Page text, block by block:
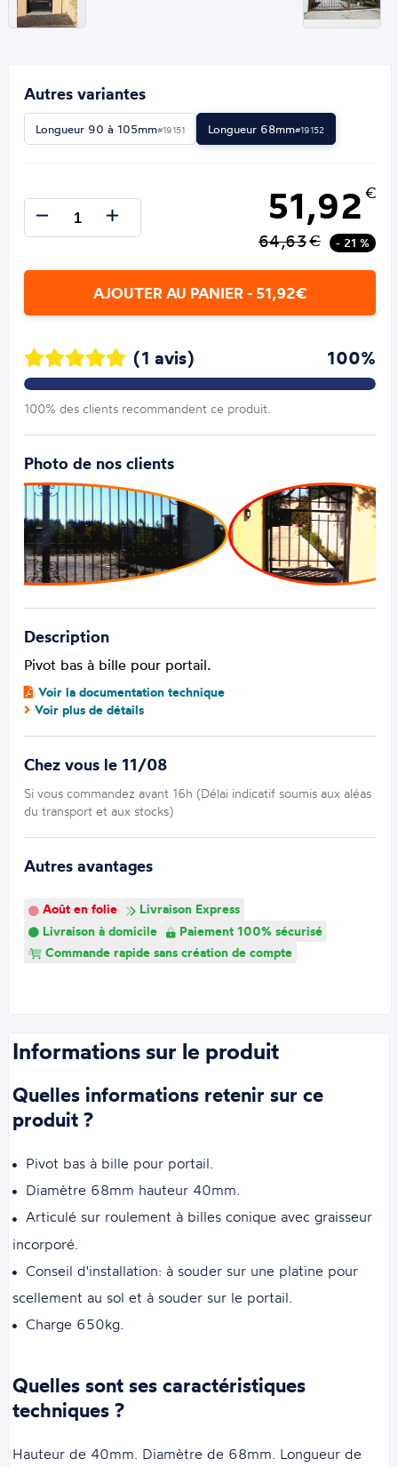
Autres variantes
Longueur 90 à 105mm#19151 Longueur 68mm#19152
51,92 €
64,63€ - 21 %
AJOUTER AU PANIER - 51,92€
(1 avis) 100%
100% des clients recommandent ce produit.
Photo de nos clients
Description
Pivot bas à bille pour portail.
Voir la documentation technique
Voir plus de détails
Chez vous le 11/08
Si vous commandez avant 16h (Délai indicatif soumis aux aléas
du transport et aux stocks)
Autres avantages
Août en folie
Livraison Express
Livraison à domicile
Paiement 100% sécurisé
Commande rapide sans création de compte
Informations sur le produit
Quelles informations retenir sur ce
produit ?
Pivot bas à bille pour portail.
Diamètre 68mm hauteur 40mm.
Articulé sur roulement à billes conique avec graisseur
incorporé.
Conseil d'installation: à souder sur une platine pour
scellement au sol et à souder sur le portail.
Charge 650kg.
Quelles sont ses caractéristiques
techniques ?
Hauteur de 40mm. Diamètre de 68mm. Longueur de